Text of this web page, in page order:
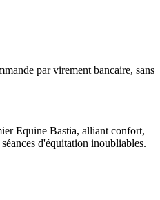
par virement bancaire, sans
Equine Bastia, alliant confort,
d'équitation inoubliables.